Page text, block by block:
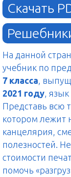
Скачать
На данной
учебник по
7 класса,
2021 году,
Представь всю
котором лежит
канцелярия,
полезностей.
стоимости
помочь